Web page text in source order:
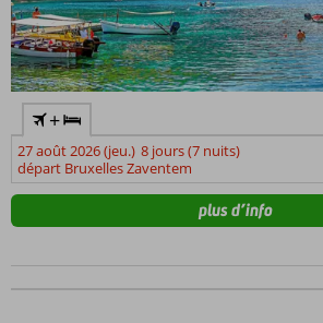
+
27 août 2026 (jeu.) 8 jours (7 nuits)
départ Bruxelles Zaventem
plus d’info